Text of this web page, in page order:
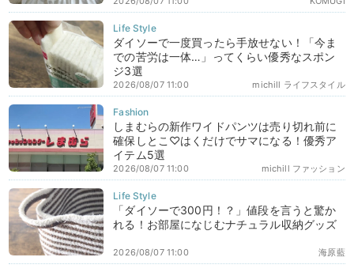
ダイソーで一度買ったら手放せない！「今ま
での苦労は一体…」ってくらい優秀なスポン
ジ3選
michill ライフスタイル
2026/08/07 11:00
しまむらの新作ワイドパンツは売り切れ前に
確保しとこ♡はくだけでサマになる！優秀ア
イテム5選
michill ファッション
2026/08/07 11:00
「ダイソーで300円！？」値段を言うと驚か
れる！お部屋になじむナチュラル収納グッズ
海原藍
2026/08/07 11:00